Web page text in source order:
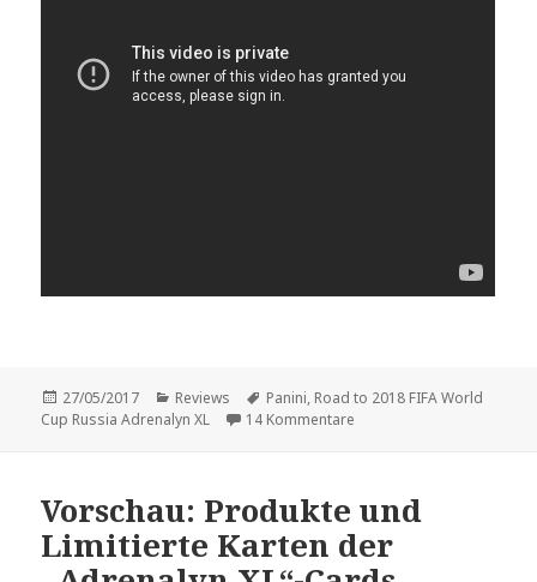
Veröffentlicht
am
27/05/2017 Kategorien
Reviews Schlagwörter
Panini, Road to 2018 FIFA World
Cup Russia Adrenalyn XL
14 Kommentare
Vorschau: Produkte und
Limitierte Karten der